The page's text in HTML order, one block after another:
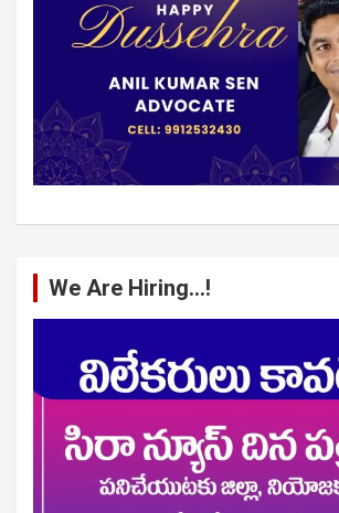
We Are Hiring…!